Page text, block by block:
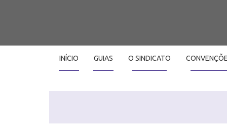
INÍCIO GUIAS O SINDICATO